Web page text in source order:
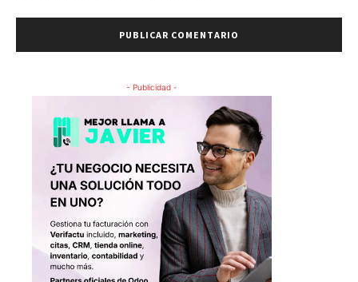
- Publicidad -